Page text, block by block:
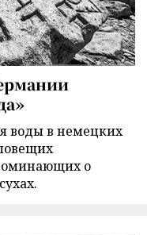
воды в немецких
о